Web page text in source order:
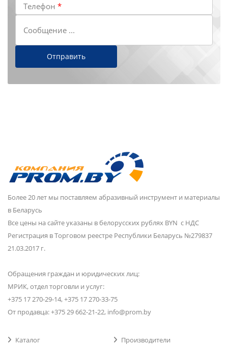
Телефон *
Сообщение ...
Более 20 лет мы поставляем абразивный инструмент и материалы
в Беларусь
Все цены на сайте указаны в белорусских рублях BYN с НДС
Регистрация в Торговом реестре Республики Беларусь №279837
21.03.2017 г.
Обращения граждан и юридических лиц:
МРИК, отдел торговли и услуг:
+375 17 270-29-14, +375 17 270-33-75
От продавца: +375 29 662-21-22, info@prom.by
Каталог
Производители